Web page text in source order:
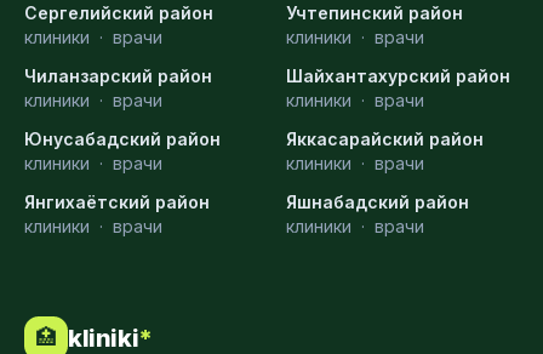
Сергелийский район
клиники · врачи
Учтепинский район
клиники · врачи
Чиланзарский район
клиники · врачи
Шайхантахурский район
клиники · врачи
Юнусабадский район
клиники · врачи
Яккасарайский район
клиники · врачи
Янгихаётский район
клиники · врачи
Яшнабадский район
клиники · врачи
🏥 kliniki*